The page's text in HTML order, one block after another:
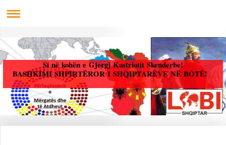
Si në kohën e Gjergj Kastriotit Skenderbe!
BASHKIMI SHPIRTËROR I SHQIPTARËVE NË BOTË!